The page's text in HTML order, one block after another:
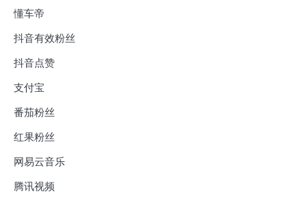
懂车帝
抖音有效粉丝
抖音点赞
支付宝
番茄粉丝
红果粉丝
网易云音乐
腾讯视频